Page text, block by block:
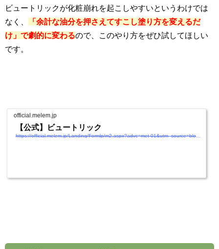
ビュートリックが化粧崩れを起こしやすいというわけでは
なく、
「 余計な油分を押さえてすこし塗り方を変えるだ
け」で劇的に変わるので、このやり方をぜひ試してほしい
です。
official.melem.jp
【公式】ビュートリック